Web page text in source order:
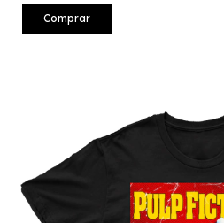
Comprar